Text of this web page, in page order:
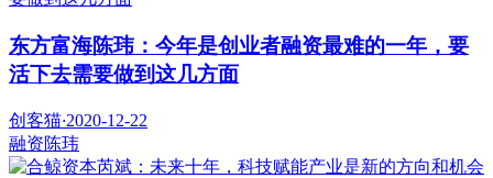
东方富海陈玮：今年是创业者融资最难的一年，要
活下去需要做到这几方面
创客猫·2020-12-22
融资陈玮